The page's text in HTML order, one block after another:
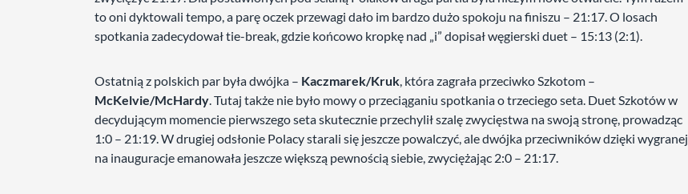
to oni dyktowali tempo, a parę oczek przewagi dało im bardzo dużo spokoju na finiszu – 21:17. O losach
spotkania zadecydował tie-break, gdzie końcowo kropkę nad „i” dopisał węgierski duet – 15:13 (2:1).
Ostatnią z polskich par była dwójka – Kaczmarek/Kruk, która zagrała przeciwko Szkotom –
McKelvie/McHardy. Tutaj także nie było mowy o przeciąganiu spotkania o trzeciego seta. Duet Szkotów w
decydującym momencie pierwszego seta skutecznie przechylił szalę zwycięstwa na swoją stronę, prowadząc
1:0 – 21:19. W drugiej odsłonie Polacy starali się jeszcze powalczyć, ale dwójka przeciwników dzięki wygranej
na inauguracje emanowała jeszcze większą pewnością siebie, zwyciężając 2:0 – 21:17.